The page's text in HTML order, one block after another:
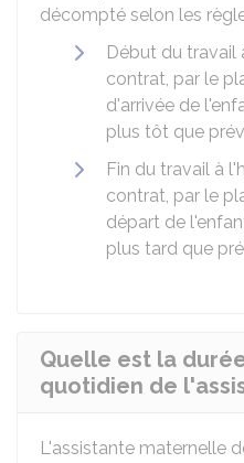
décompté selon les
Début du travail
contrat, par le
d'arrivée de
plus tôt que
Fin du travail à
contrat, par le
départ de
plus tard que
Quelle est la
quotidien de
L'assistante maternelle